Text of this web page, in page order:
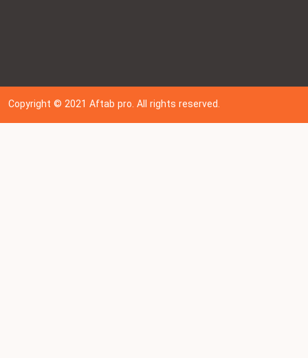
Copyright © 202 1Aftab pro. All rights reserved.